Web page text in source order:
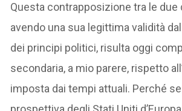
Questa contrapposizione tra le due
avendo una sua legittima validità
dei principi politici, risulta oggi
secondaria, a mio parere, rispetto
imposta dai tempi attuali. Perché